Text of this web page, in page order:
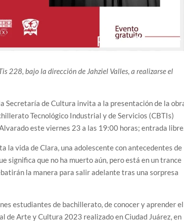
228, bajo la dirección de Jahziel Valles, a realizarse el
Secretaría de Cultura invita a la presentación de la
Tecnológico Industrial y de Servicios (CBTIs)
este viernes 23 a las 19:00 horas; entrada
la vida de Clara, una adolescente con antecedentes de
significa que no ha muerto aún, pero está en un trance
la manera para salir adelante tras una sorpresa
estudiantes de bachillerato, de conocer y aprender el
de Arte y Cultura 2023 realizado en Ciudad Juárez, en